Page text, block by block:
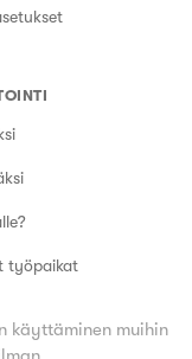
työpaikat
käyttäminen muihin